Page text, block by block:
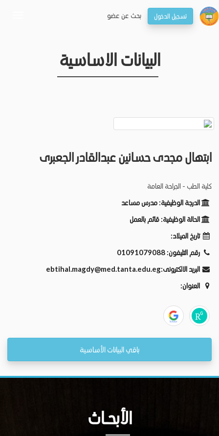
تسجيل الدخول بحـث عن عضو
البيانات الاساسية
ابتهال مجدى حسانين عبدالقادر الجعبرى
كلية الطب - الجراحة العامة
الدرجة الوظيفية: مدرس مساعد
الحالة الوظيفية: قائم بالعمل
تاريخ الميلاد:
رقم التليفون: 01091079088
البريد الالكترونى:ebtihal.magdy@med.tanta.edu.eg
العنوان:
باقي البيانات الأساسية
الأبحــاث